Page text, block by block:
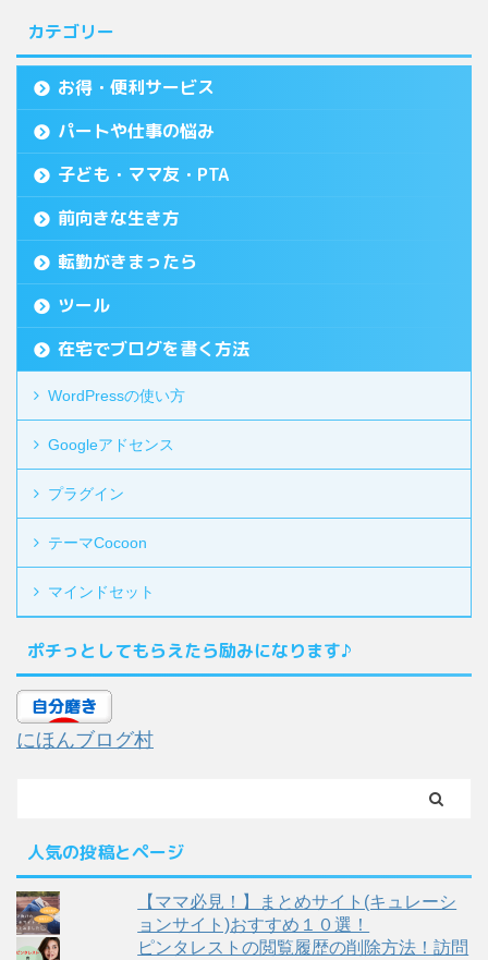
カテゴリー
お得・便利サービス
パートや仕事の悩み
子ども・ママ友・PTA
前向きな生き方
転勤がきまったら
ツール
在宅でブログを書く方法
WordPressの使い方
Googleアドセンス
プラグイン
テーマCocoon
マインドセット
ポチっとしてもらえたら励みになります♪
にほんブログ村
人気の投稿とページ
【ママ必見！】まとめサイト(キュレーシ
ョンサイト)おすすめ１０選！
ピンタレストの閲覧履歴の削除方法！訪問